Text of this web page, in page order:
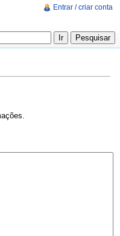
Entrar / criar conta